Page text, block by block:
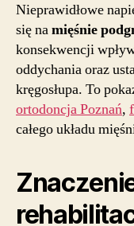
Nieprawidłowe
się namięśnie
konsekwencji
oddychania oraz
kręgosłupa. To
ortodoncja Poznań,
całego układu